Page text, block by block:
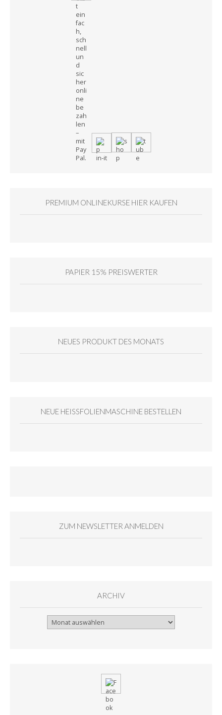
PREMIUM ONLINEKURSE HIER KAUFEN
PAPIER 15% PREISWERTER
NEUES PRODUKT DES MONATS
NEUE HEISSFOLIENMASCHINE BESTELLEN
ZUM NEWSLETTER ANMELDEN
ARCHIV
Archiv